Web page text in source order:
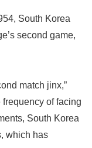
South Korea
second game,
match jinx,”
of facing
South Korea
which has